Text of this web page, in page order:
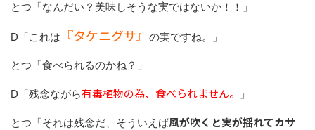
とつ「なんだい？美味しそうな実ではないか！！」
D「これは 『タケニグサ』 の実ですね。」
とつ「食べられるのかね？」
D「残念ながら有毒植物の為、食べられません。 」
とつ「それは残念だ、そういえば風が吹くと実が揺れてカサ